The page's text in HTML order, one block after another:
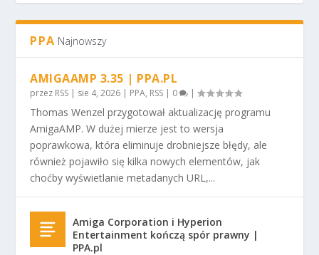
PPA Najnowszy
AMIGAAMP 3.35 | PPA.PL
przez RSS | sie 4, 2026 | PPA, RSS | 0 |
Thomas Wenzel przygotował aktualizację programu
AmigaAMP. W dużej mierze jest to wersja
poprawkowa, która eliminuje drobniejsze błędy, ale
również pojawiło się kilka nowych elementów, jak
choćby wyświetlanie metadanych URL,...
Amiga Corporation i Hyperion
Entertainment kończą spór prawny |
PPA.pl